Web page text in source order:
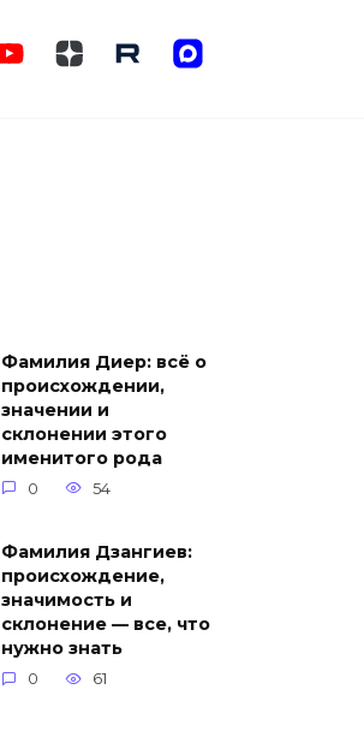
Фамилия Диер: всё о
происхождении,
значении и
склонении этого
именитого рода
0 54
Фамилия Дзангиев:
происхождение,
значимость и
склонение — все, что
нужно знать
0 61